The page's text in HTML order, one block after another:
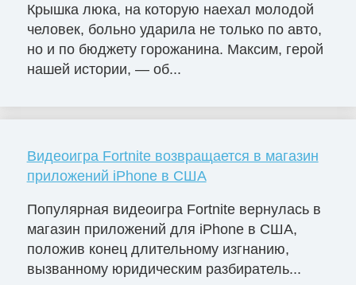
Крышка люка, на которую наехал молодой
человек, больно ударила не только по авто,
но и по бюджету горожанина. Максим, герой
нашей истории, — об...
Видеоигра Fortnite возвращается в магазин
приложений iPhone в США
Популярная видеоигра Fortnite вернулась в
магазин приложений для iPhone в США,
положив конец длительному изгнанию,
вызванному юридическим разбиратель...